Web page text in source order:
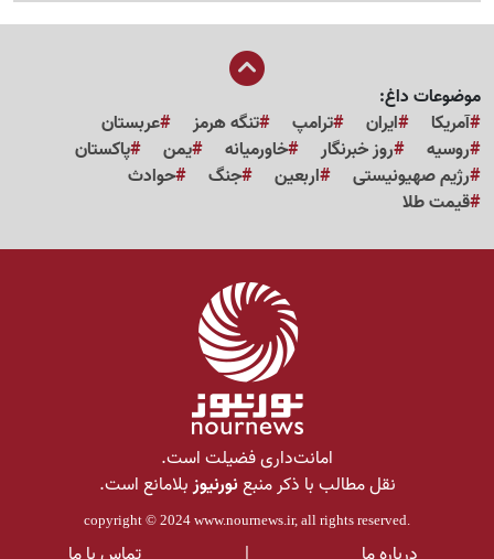
موضوعات داغ:
آمریکا
ایران ترامپ تنگه هرمز
عربستان
روسیه
روز خبرنگار خاورمیانه یمن
پاکستان
رژیم صهیونیستی
اربعین جنگ
حوادث
قیمت طلا
امانت‌داری فضیلت است.
نقل مطالب با ذکر منبعنورنیوزبلامانع است.
copyright © 2024 www.nournews.ir, all rights reserved.